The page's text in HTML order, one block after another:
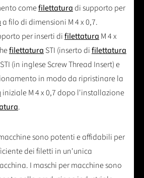
comefilettaturadi supporto per
a filo di dimensioni M 4 x 0,7.
per inserti difilettatura M 4 x
filettatura STI (inserto difilettatura
STI (in inglese Screw Thread Insert) e
in modo da ripristinare la
iniziale M 4 x 0,7 dopo l'installazione
.
sono potenti e affidabili per
dei filetti in un'unica
I maschi per macchine sono